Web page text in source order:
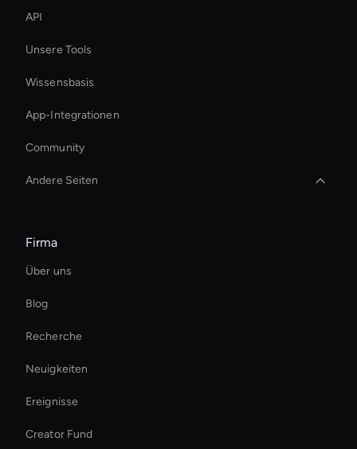
API
Unsere Tools
Wissensbasis
App-Integrationen
Community
Andere Seiten
Digital Twin For Meetings
Interactive Product Demo Ai
Ai Avatar For Corporate
Ai Avatar For Education
Virtual Assistant For Business
Virtual Spokesperson For Branding
Interactive Hologram
Firma
Über uns
Blog
Recherche
Neuigkeiten
Ereignisse
Creator Fund